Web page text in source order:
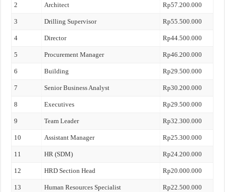
2 Architect Rp57.200.000
3 Drilling Supervisor Rp55.500.000
4 Director Rp44.500.000
5 Procurement Manager Rp46.200.000
6 Building Rp29.500.000
7 Senior Business Analyst Rp30.200.000
8 Executives Rp29.500.000
9 Team Leader Rp32.300.000
10 Assistant Manager Rp25.300.000
11 HR (SDM) Rp24.200.000
12 HRD Section Head Rp20.000.000
13 Human Resources Specialist Rp22.500.000